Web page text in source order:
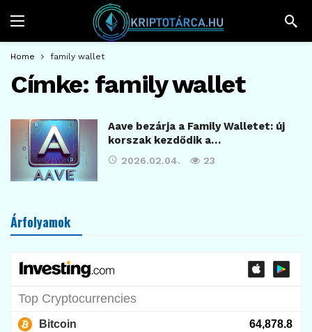
Home family wallet
Címke: family wallet
Aave bezárja a Family Walletet: új
korszak kezdődik a…
2026.02.04. 23
Árfolyamok